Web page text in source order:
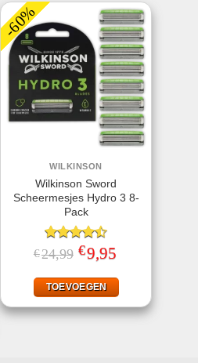
-60%
WILKINSON
Wilkinson Sword
Scheermesjes Hydro 3 8-
Pack
Gewaardeerd
4.50 uit 5
€24,99 Oorspronkelijke
prijs
€24,99.
€9,95
€9,95.
TOEVOEGEN